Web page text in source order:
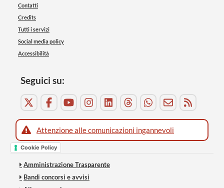
Contatti
Credits
Tutti i servizi
Social media policy
Accessibilità
Seguici su:
Attenzione alle comunicazioni ingannevoli
Cookie Policy
Amministrazione Trasparente
Bandi concorsi e avvisi